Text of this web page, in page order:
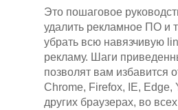
Это пошаговое
удалить рекламное ПО и
убрать всю навязчивую
рекламу. Шаги
позволят вам избавится
Chrome, Firefox, IE, Edge,
других браузерах, во